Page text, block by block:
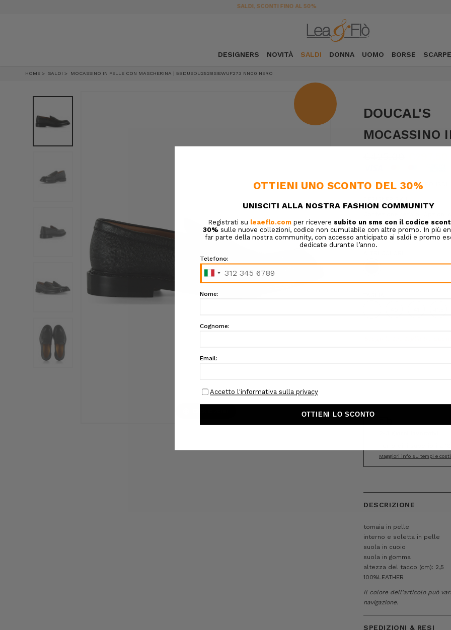
SPEDIZIONE GRATUITA DA 189€ IN ITALIA
DESIGNERS NOVITÀ SALDI DONNA UOMO BORSE SCARPE
HOME SALDI MOCASSINO IN PELLE CON MASCHERINA | 5BDUSDU2528SIEWUF273 NN00 NERO
DOUCAL'S
MOCASSINO
SKU:
COLORE:NERO
Maggiori info su tempi e
DESCRIZIONE
tomaia in pelle
interno e soletta in pelle
suola in cuoio
suola in gomma
altezza del tacco (cm): 2,5
100%LEATHER
Il colore dell'articolo può
navigazione.
SPEDIZIONI & RESI